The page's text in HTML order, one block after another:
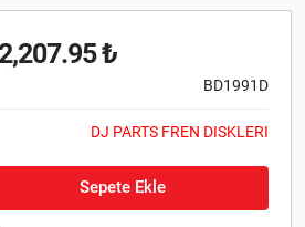
2,207.95 ₺
BD1991D
DJ PARTS FREN DISKLERI
Sepete Ekle